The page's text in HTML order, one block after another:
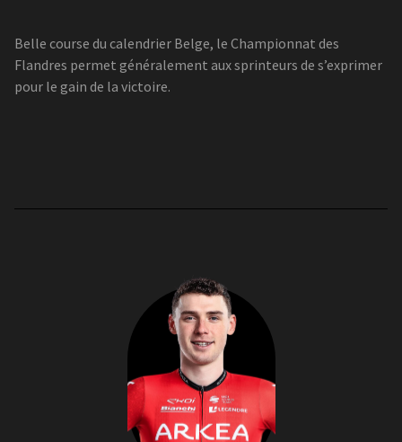
Belle course du calendrier Belge, le Championnat des
Flandres permet généralement aux sprinteurs de s’exprimer
pour le gain de la victoire.